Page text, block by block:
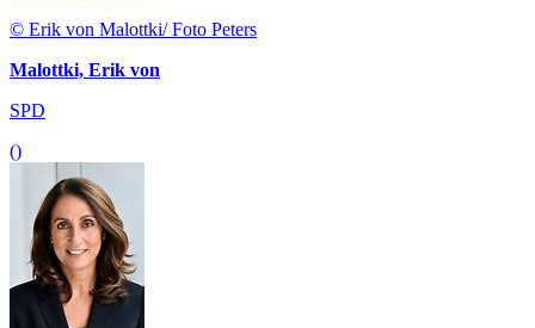
© Erik von Malottki/ Foto Peters
Malottki, Erik von
SPD
()